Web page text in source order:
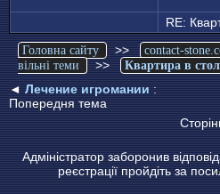
RE:
Головна сайту >> contact-
вільні теми
>> Квартира в
◄Лечение игромании:
Попередня тема
Адміністратор заборонив
реєстрації пройдіть за